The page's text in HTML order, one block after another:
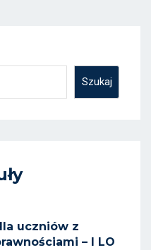
Szukaj
uczniów z
– I LO